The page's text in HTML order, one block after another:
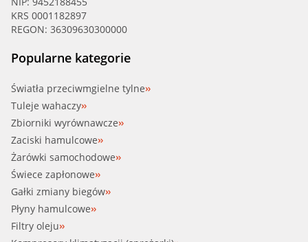
VEMO (V40-99-0008)
WAHLER (4178.92)
WAHLER (4178.92D)
KRS 0001182897
REGON: 36309630300000
Popularne kategorie
Światła przeciwmgielne tylne
Tuleje wahaczy
Zbiorniki wyrównawcze
Zaciski hamulcowe
Żarówki samochodowe
Świece zapłonowe
Gałki zmiany biegów
Płyny hamulcowe
Filtry oleju